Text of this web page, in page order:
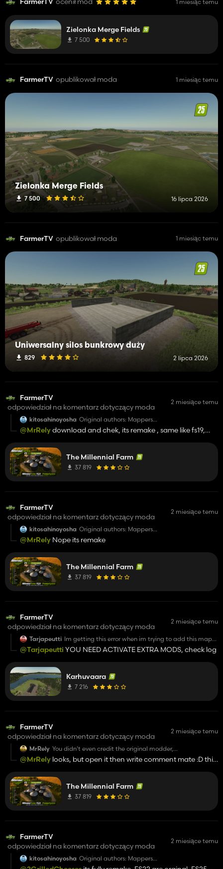
1 miesiąc temu
Zielonka Merge Fields
7 500
FarmerTV opublikował moda 1 miesiąc temu
Zielonka Merge Fields
7 500 16 lipca 2026
FarmerTV opublikował moda 1 miesiąc temu
Uniwersalny silos bunkrowy duży
829 2 lipca 2026
FarmerTV
odpowiedział na komentarz dotyczący moda
2 miesiące temu
kitosahinoyosha Original authors: Mappers
Paradise/Celobuki/TheSuBBie
@MrRelydownload and chek, its remake , same like fs19,
The Millennial Farm
37 819
FarmerTV
odpowiedział na komentarz dotyczący moda
2 miesiące temu
kitosahinoyosha Original authors: Mappers
Paradise/Celobuki/TheSuBBie
@MrRely Nope its remake
The Millennial Farm
37 819
FarmerTV
odpowiedział na komentarz dotyczący moda
2 miesiące temu
Tarjapeutti Im getting this error when im trying to add this map
on my server. The selected map could not be
activated: Unable to activate map mod. Map starts
cames up. Any fix for this?
@Tarjapeutti YOU NEED ACTIVATE EXTRA MODS, check log
Karhuvaara
7 216
FarmerTV
odpowiedział na komentarz dotyczący moda
2 miesiące temu
MrRely You didn't even credit the original modder,
Also this map looks like straight ass, the ground textures
aren't even up to FS25 standards.
to come to every game, especially through a crappy
conversion,
@MrRely looks, but open it then write comment mate :D this
The Millennial Farm
37 819
FarmerTV
odpowiedział na komentarz dotyczący moda
2 miesiące temu
kitosahinoyosha Original authors: Mappers
Paradise/Celobuki/TheSuBBie